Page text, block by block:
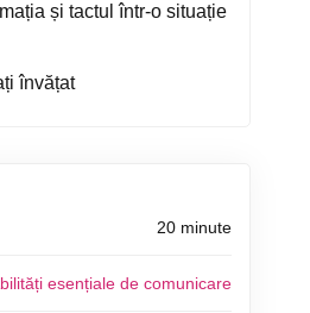
și tactul într-o situație
învățat
20 minute
esențiale de comunicare